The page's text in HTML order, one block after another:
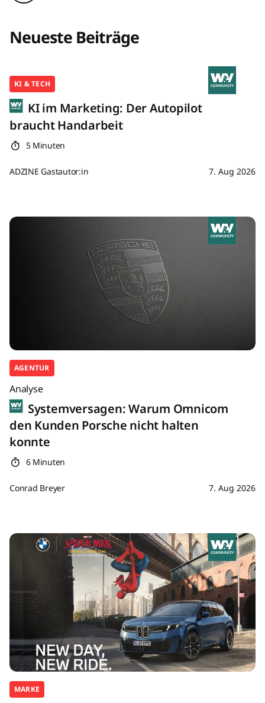
Neueste Beiträge
KI & TECH
KI im Marketing: Der Autopilot
braucht Handarbeit
5 Minuten
ADZINE Gastautor:in 7. Aug 2026
AGENTUR
Analyse
Systemversagen: Warum Omnicom
den Kunden Porsche nicht halten
konnte
6 Minuten
Conrad Breyer 7. Aug 2026
MARKE